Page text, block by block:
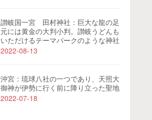
讃岐国一宮 田村神社：巨大な龍の足
元には黄金の大判小判。讃岐うどんも
いただけるテーマパークのような神社
2022-08-13
沖宮：琉球八社の一つであり、天照大
御神が伊勢に行く前に降り立った聖地
2022-07-18